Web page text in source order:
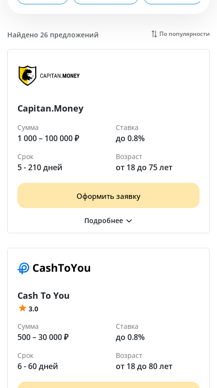
Найдено 26 предложений По популярности
Capitan.Money
Сумма
1 000 – 100 000 ₽
Ставка
до 0.8%
Срок
5 - 210 дней
Возраст
от 18 до 75 лет
Оформить заявку
Cash To You
3.0
Сумма
500 – 30 000 ₽
Ставка
до 0.8%
Срок
6 - 60 дней
Возраст
от 18 до 80 лет